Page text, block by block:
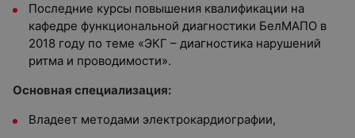
Последние курсы повышения квалификации на
кафедре функциональной диагностики БелМАПО в
2018 году по теме «ЭКГ – диагностика нарушений
ритма и проводимости».
Основная специализация:
Владеет методами электрокардиографии,